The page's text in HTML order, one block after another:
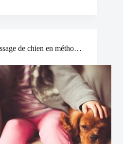
Comment bien faire le dressage de chien en méthodes douces